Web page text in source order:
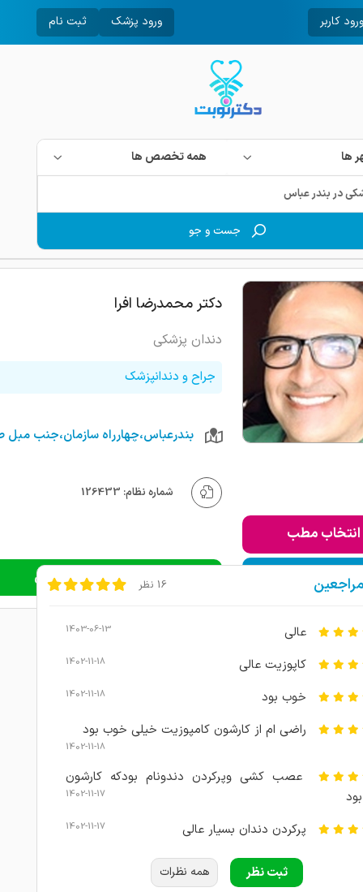
ورود کاربر ورود پزشک ثبت نام
ها همه تخصص ها
جست و جو
انتخاب مطب
به لیست من
دکتر محمدرضا افرا
دندان پزشکی
جراح و دندانپزشک
شماره نظام: 126433
دریافت نوبت اینترنتی 16 نظر
عالی 1403-06-13
کاپوزیت عالی 1402-11-18
خوب بود 1402-11-18
راضی ام از کارشون کامپوزیت خیلی خوب بود
1402-11-18
عصب کشی وپرکردن دندونام بودکه کارشون
1402-11-17
پرکردن دندان بسیار عالی 1402-11-17
عالی تر از آقای دکتر افرا نیست
ثبت نظر همه نظرات